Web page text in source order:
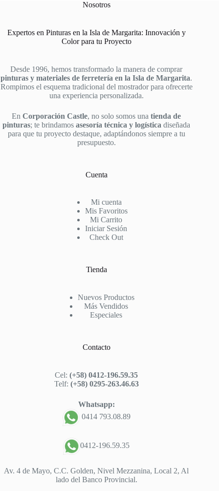
Nosotros
Expertos en Pinturas en la Isla de Margarita: Innovación y
Color para tu Proyecto
Desde 1996, hemos transformado la manera de comprar
pinturas y materiales de ferretería en la Isla de Margarita.
Rompimos el esquema tradicional del mostrador para ofrecerte
una experiencia personalizada.
EnCorporación Castle, no solo somos unatienda de
pinturas; te brindamosasesoría técnica y logística diseñada
para que tu proyecto destaque, adaptándonos siempre a tu
presupuesto.
Cuenta
Mi cuenta
Mis Favoritos
Mi Carrito
Iniciar Sesión
Check Out
Tienda
Nuevos Productos
Más Vendidos
Especiales
Contacto
Cel:(+58) 0412-196.59.35
Telf: (+58) 0295-263.46.63
Whatsapp:
0414 793.08.89
0412-196.59.35
Av. 4 de Mayo, C.C. Golden, Nivel Mezzanina, Local 2, Al
lado del Banco Provincial.